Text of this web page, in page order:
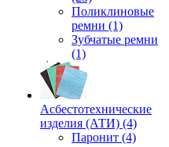
Поликлиновые
ремни (1)
Зубчатые ремни
(1)
Асбестотехнические
изделия (АТИ) (4)
Паронит (4)